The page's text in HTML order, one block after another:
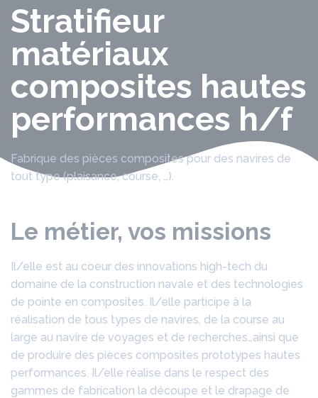
Stratifieur
matériaux
composites hautes
performances h/f
Fabrique des pièces composites pour des navires de
tout type (plaisance, course, …).
Le métier, vos missions
Il/elle est au coeur des innovations high-tech du
domaine de la construction navale et des technologies
de pointe en composites. Il/elle participe à la
réalisation de tous types de navires, de la course au
large au navire de voyages et de recherches…ainsi que
de produire des pièces composites prototypes hautes
performances. Il/elle réalise dans le respect des
gammes de fabrication la découpe et le drapage de